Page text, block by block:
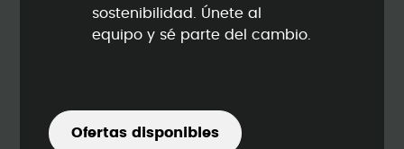
sostenibilidad. Únete al
equipo y sé parte del cambio.
Ofertas disponibles